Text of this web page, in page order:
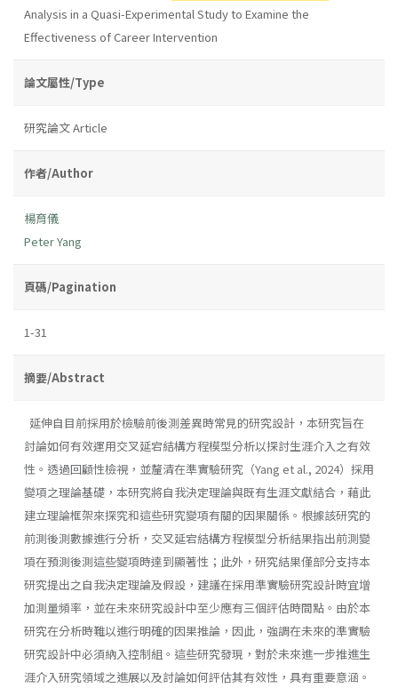
Analysis in a Quasi-Experimental Study to Examine the
Effectiveness of Career Intervention
論文屬性/Type
研究論文 Article
作者/Author
楊育儀
Peter Yang
頁碼/Pagination
1-31
摘要/Abstract
延伸自目前採用於檢驗前後測差異時常見的研究設計，本研究旨在
討論如何有效運用交叉延宕結構方程模型分析以探討生涯介入之有效
性。透過回顧性檢視，並釐清在準實驗研究（Yang et al., 2024）採用
變項之理論基礎，本研究將自我決定理論與既有生涯文獻結合，藉此
建立理論框架來探究和這些研究變項有關的因果關係。根據該研究的
前測後測數據進行分析，交叉延宕結構方程模型分析結果指出前測變
項在預測後測這些變項時達到顯著性；此外，研究結果僅部分支持本
研究提出之自我決定理論及假設，建議在採用準實驗研究設計時宜增
加測量頻率，並在未來研究設計中至少應有三個評估時間點。由於本
研究在分析時難以進行明確的因果推論，因此，強調在未來的準實驗
研究設計中必須納入控制組。這些研究發現，對於未來進一步推進生
涯介入研究領域之進展以及討論如何評估其有效性，具有重要意涵。